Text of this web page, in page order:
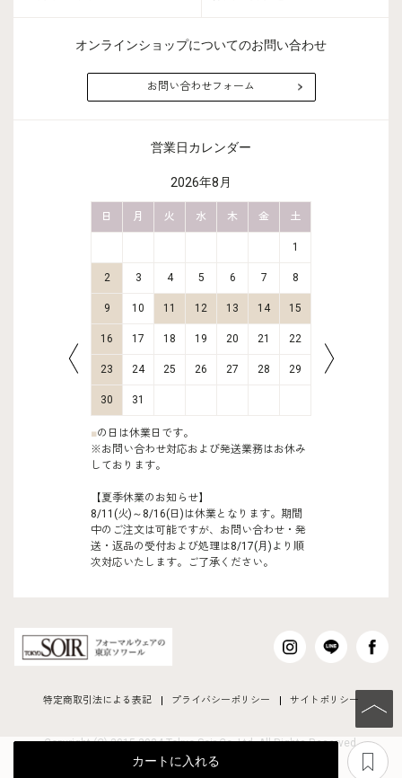
カートに入れる
オンラインショップについてのお問い合わせ
お問い合わせフォーム
営業日カレンダー
2026年8月
日 月 火 水 木 金 土
1
2 3 4 5 6 7 8
9 10 11 12 13 14 15
16 17 18 19 20 21 22
23 24 25 26 27 28 29
30 31
■の日は休業日です。
※お問い合わせ対応および発送業務はお休み
しております。
【夏季休業のお知らせ】
8/11(火)～8/16(日)は休業となります。期間
中のご注文は可能ですが、お問い合わせ・発
送・返品の受付および処理は8/17(月)より順
次対応いたします。ご了承ください。
特定商取引法による表記 プライバシーポリシー サイトポリシー
Copyright (C) 2015-2024 Tokyo Soir Co ,Ltd. All Rights Reserved.